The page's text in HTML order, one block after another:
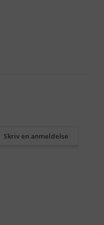
Skriv en anmeldelse